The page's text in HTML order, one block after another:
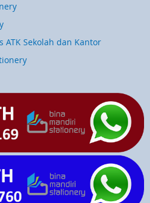
ATK Sekolah dan Kantor